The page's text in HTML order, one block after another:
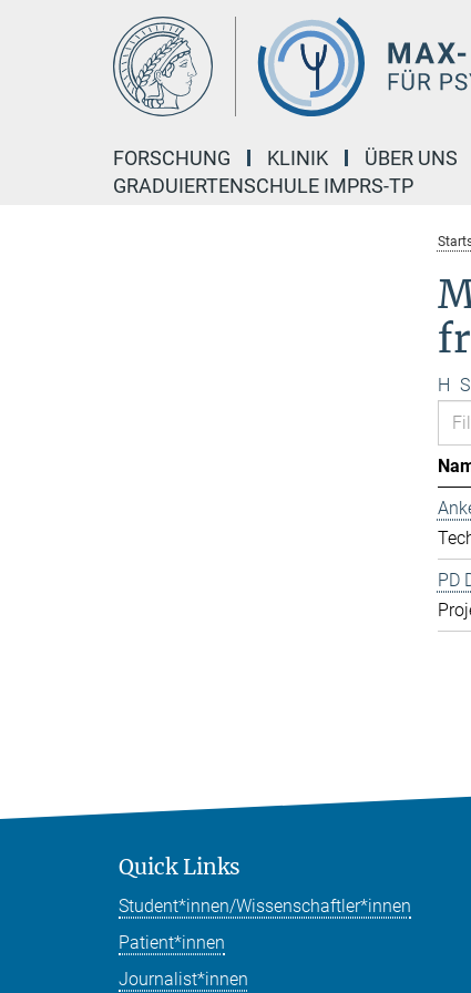
FORSCHUNG KLINIK ÜBER UNS
GRADUIERTENSCHULE IMPRS-TP
H S
PD
Quick Links
Student*innen/Wissenschaftler*innen
Patient*innen
Journalist*innen